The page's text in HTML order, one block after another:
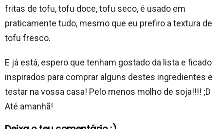
fritas de tofu, tofu doce, tofu seco, é usado em
praticamente tudo, mesmo que eu prefiro a textura de
tofu fresco.
E já está, espero que tenham gostado da lista e ficado
inspirados para comprar alguns destes ingredientes e
testar na vossa casa! Pelo menos molho de soja!!!! ;D
Até amanhã!